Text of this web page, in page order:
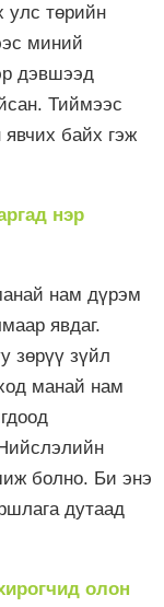
улс төрийн
миний
дэвшээд
Тиймээс
байх гэж
нэр
нам дүрэм
явдаг.
зөрүү зүйл
манай нам
болно. Би энэ
дутаад
олон